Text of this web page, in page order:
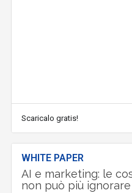
Scaricalo gratis!
WHITE PAPER
AI e marketing: le
non può più ignorare